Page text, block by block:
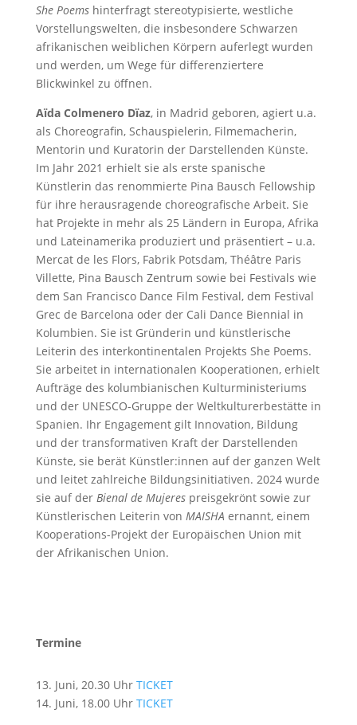
She Poemshinterfragt stereotypisierte, westliche
Vorstellungswelten, die insbesondere Schwarzen
afrikanischen weiblichen Körpern auferlegt wurden
und werden, um Wege für differenziertere
Blickwinkel zu öffnen.
Aïda Colmenero Dïaz, in Madrid geboren, agiert u.a.
als Choreografin, Schauspielerin, Filmemacherin,
Mentorin und Kuratorin der Darstellenden Künste.
Im Jahr 2021 erhielt sie als erste spanische
Künstlerin das renommierte Pina Bausch Fellowship
für ihre herausragende choreografische Arbeit. Sie
hat Projekte in mehr als 25 Ländern in Europa, Afrika
und Lateinamerika produziert und präsentiert – u.a.
Mercat de les Flors, Fabrik Potsdam, Théâtre Paris
Villette, Pina Bausch Zentrum sowie bei Festivals wie
dem San Francisco Dance Film Festival, dem Festival
Grec de Barcelona oder der Cali Dance Biennial in
Kolumbien. Sie ist Gründerin und künstlerische
Leiterin des interkontinentalen Projekts She Poems.
Sie arbeitet in internationalen Kooperationen, erhielt
Aufträge des kolumbianischen Kulturministeriums
und der UNESCO-Gruppe der Weltkulturerbestätte in
Spanien. Ihr Engagement gilt Innovation, Bildung
und der transformativen Kraft der Darstellenden
Künste, sie berät Künstler:innen auf der ganzen Welt
und leitet zahlreiche Bildungsinitiativen. 2024 wurde
sie auf der Bienal de Mujerespreisgekrönt sowie zur
Künstlerischen Leiterin von MAISHA ernannt, einem
Kooperations-Projekt der Europäischen Union mit
der Afrikanischen Union.
Termine
13. Juni, 20.30 Uhr TICKET
14. Juni, 18.00 Uhr TICKET